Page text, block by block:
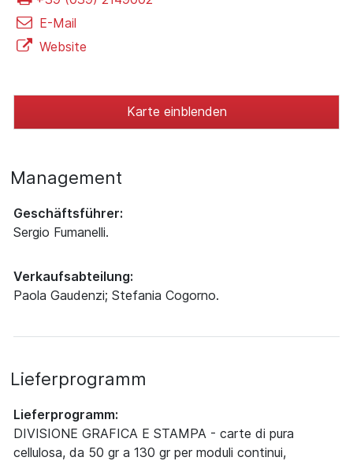
E-Mail
Website
Karte einblenden
Management
Geschäftsführer:
Sergio Fumanelli.
Verkaufsabteilung:
Paola Gaudenzi; Stefania Cogorno.
Lieferprogramm
Lieferprogramm:
DIVISIONE GRAFICA E STAMPA - carte di pura
cellulosa, da 50 gr a 130 gr per moduli continui,